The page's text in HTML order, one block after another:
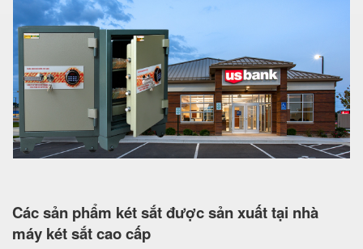
Các sản phẩm két sắt được sản xuất tại nhà
máy két sắt cao cấp